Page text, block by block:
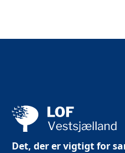
Det, der er vigtigt for